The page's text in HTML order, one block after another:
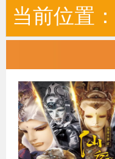
当前位置：